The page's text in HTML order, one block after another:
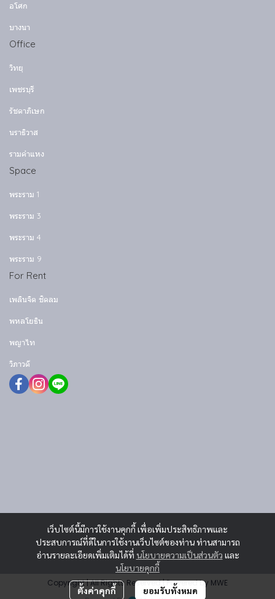
เว็บไซต์นี้มีการใช้งานคุกกี้ เพื่อเพิ่มประสิทธิภาพและ
ประสบการณ์ที่ดีในการใช้งานเว็บไซต์ของท่าน ท่านสามารถ
อ่านรายละเอียดเพิ่มเติมได้ที่ นโยบายความเป็นส่วนตัว และ
นโยบายคุกกี้
ตั้งค่าคุกกี้ ยอมรับทั้งหมด
อโศก
บางนา
Office
วิทยุ
เพชรบุรี
รัชดาภิเษก
นราธิวาส
รามคำแหง
Space
พระราม 1
พระราม 3
พระราม 4
พระราม 9
For Rent
เพลินจิต ชิดลม
พหลโยธิน
พญาไท
วิภาวดี
Copyright | All Rights Reserved | Powered by MWE